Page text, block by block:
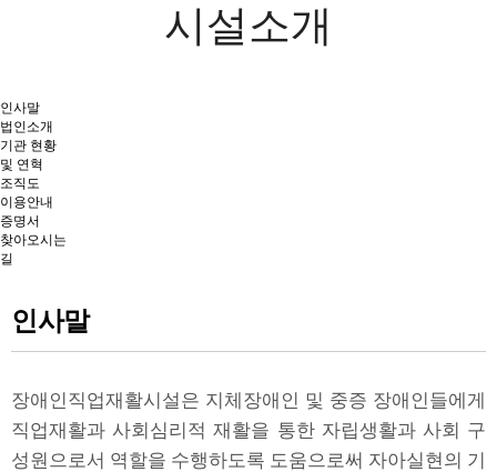
시설소개
인사말
법인소개
기관 현황
및 연혁
조직도
이용안내
증명서
찾아오시는
길
인사말
장애인직업재활시설은 지체장애인 및 중증 장애인들에게
직업재활과 사회심리적 재활을 통한 자립생활과 사회 구
성원으로서 역할을 수행하도록 도움으로써 자아실현의 기